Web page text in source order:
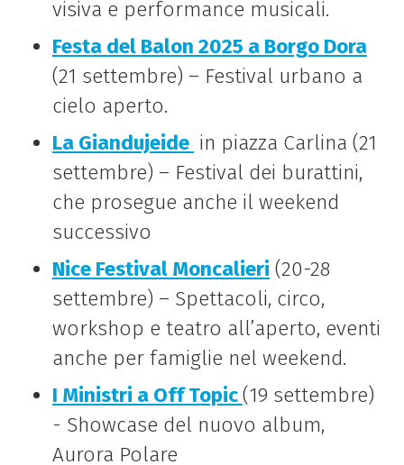
visiva e performance musicali.
Festa del Balon 2025 a Borgo Dora
(21 settembre) – Festival urbano a
cielo aperto.
La Giandujeide in piazza Carlina (21
settembre) – Festival dei burattini,
che prosegue anche il weekend
successivo
Nice Festival Moncalieri (20-28
settembre) – Spettacoli, circo,
workshop e teatro all’aperto, eventi
anche per famiglie nel weekend.
I Ministri a Off Topic(19 settembre)
- Showcase del nuovo album,
Aurora Polare